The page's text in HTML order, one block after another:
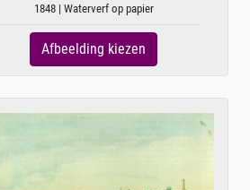
1848 | Waterverf op papier
Afbeelding kiezen